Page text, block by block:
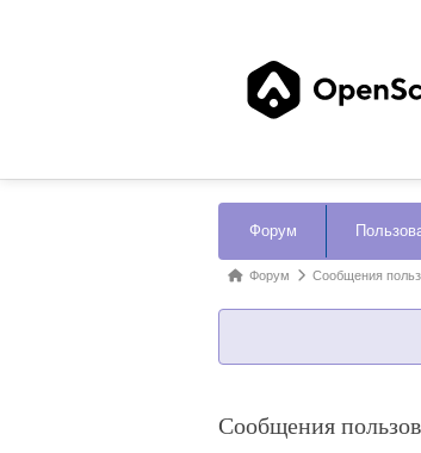
Форума
Форум
Форум
Вы
Форум Сообщения
Сообщения